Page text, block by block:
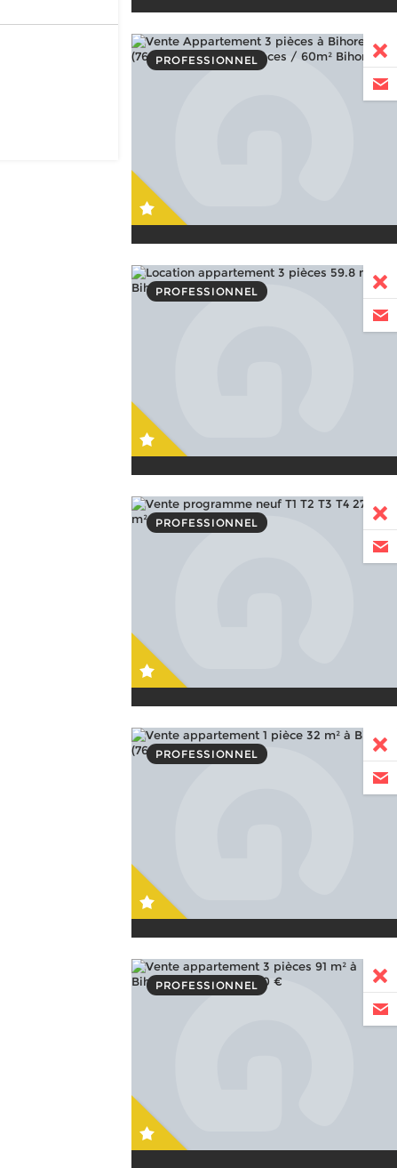
PROFESSIONNEL
PROFESSIONNEL
PROFESSIONNEL
PROFESSIONNEL
PROFESSIONNEL